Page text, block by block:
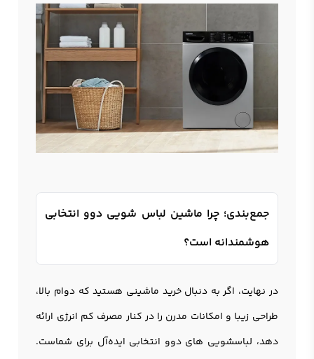
جمع‌بندی؛ چرا ماشین لباس شویی دوو انتخابی
هوشمندانه است؟
در نهایت، اگر به دنبال خرید ماشینی هستید که دوام بالا،
طراحی زیبا و امکانات مدرن را در کنار مصرف کم انرژی ارائه
دهد، لباسشویی های دوو انتخابی ایده‌آل برای شماست.